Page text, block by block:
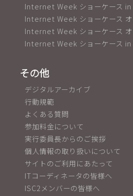
Internet Week ショーケース in
Internet Week ショーケース
Internet Week ショーケース
Internet Week ショーケース in
その他
デジタルアーカイブ
行動規範
よくある質問
参加料金について
実行委員長からのご挨拶
個人情報の取り扱いについて
サイトのご利用にあたって
ITコーディネータの皆様へ
ISC2メンバーの皆様へ